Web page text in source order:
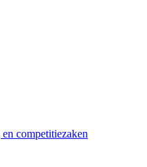
competitiezaken